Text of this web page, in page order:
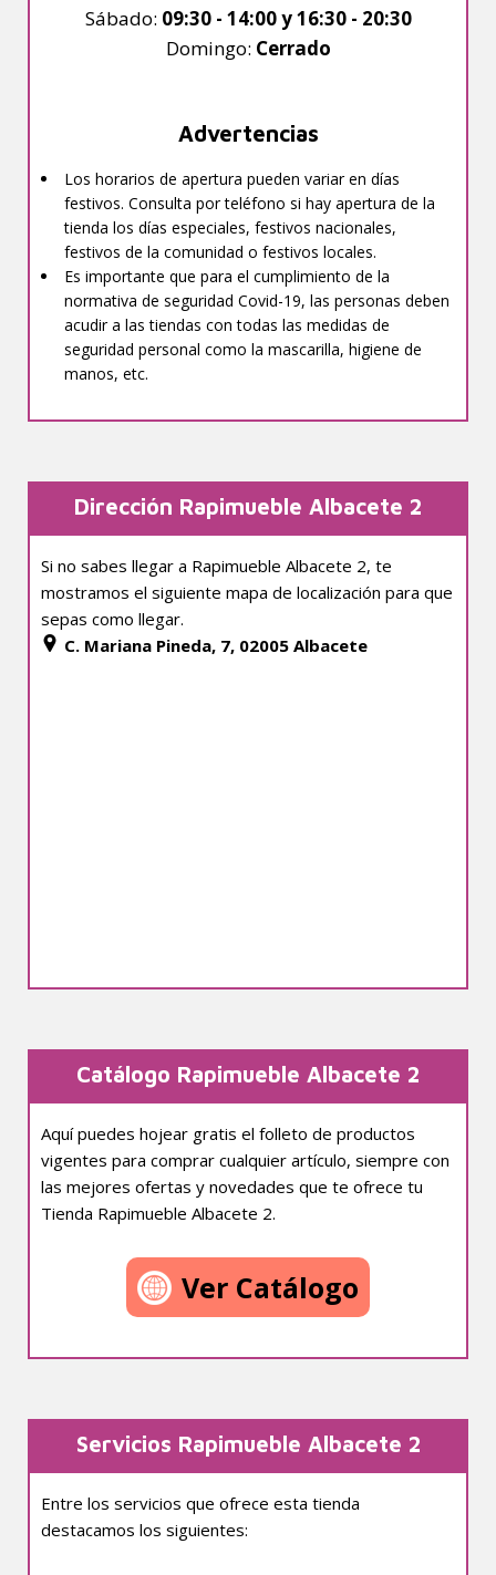
Sábado: 09:30 - 14:00 y 16:30 - 20:30
Domingo: Cerrado
Advertencias
Los horarios de apertura pueden variar en días
festivos. Consulta por teléfono si hay apertura de la
tienda los días especiales, festivos nacionales,
festivos de la comunidad o festivos locales.
Es importante que para el cumplimiento de la
normativa de seguridad Covid-19, las personas deben
acudir a las tiendas con todas las medidas de
seguridad personal como la mascarilla, higiene de
manos, etc.
Dirección Rapimueble Albacete 2
Si no sabes llegar a Rapimueble Albacete 2, te
mostramos el siguiente mapa de localización para que
sepas como llegar.
C. Mariana Pineda, 7, 02005 Albacete
Catálogo Rapimueble Albacete 2
Aquí puedes hojear gratis el folleto de productos
vigentes para comprar cualquier artículo, siempre con
las mejores ofertas y novedades que te ofrece tu
Tienda Rapimueble Albacete 2.
Ver Catálogo
Servicios Rapimueble Albacete 2
Entre los servicios que ofrece esta tienda
destacamos los siguientes: